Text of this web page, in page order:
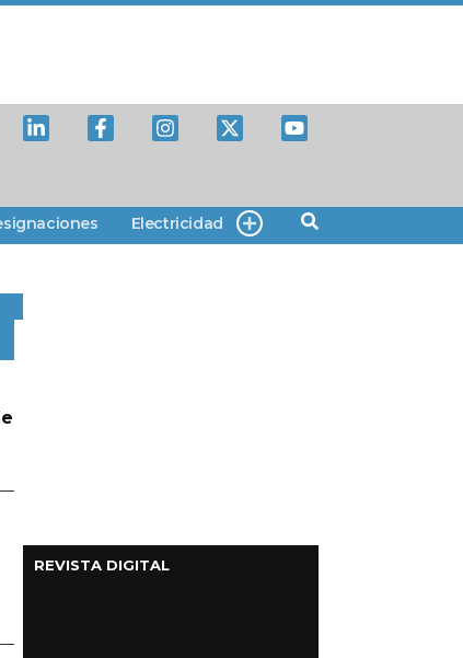
Electricidad
REVISTA DIGITAL